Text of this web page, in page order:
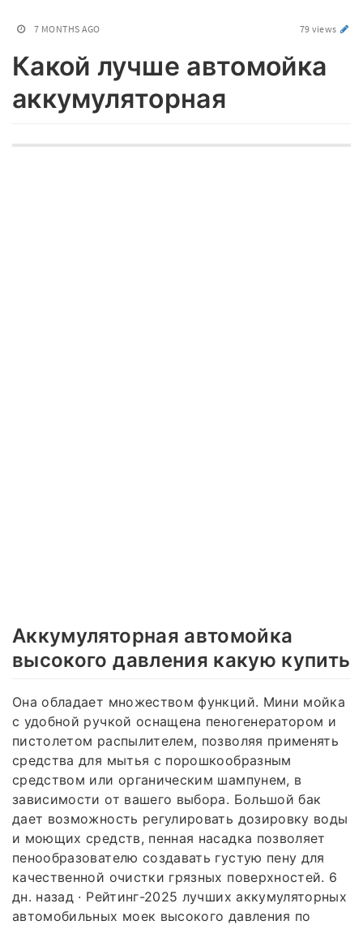
7 MONTHS AGO 79 views
Какой лучше автомойка
аккумуляторная
Аккумуляторная автомойка
высокого давления какую купить
Она обладает множеством функций. Мини мойка
с удобной ручкой оснащена пеногенератором и
пистолетом распылителем, позволяя применять
средства для мытья с порошкообразным
средством или органическим шампунем, в
зависимости от вашего выбора. Большой бак
дает возможность регулировать дозировку воды
и моющих средств, пенная насадка позволяет
пенообразователю создавать густую пену для
качественной очистки грязных поверхностей. 6
дн. назад · Рейтинг-2025 лучших аккумуляторных
автомобильных моек высокого давления по